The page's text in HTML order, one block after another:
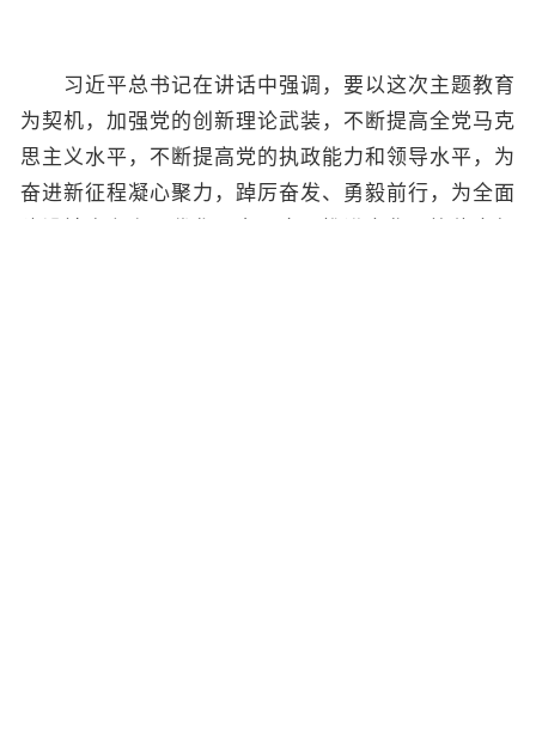
习近平总书记在讲话中强调，要以这次主题教育
为契机，加强党的创新理论武装，不断提高全党马克
思主义水平，不断提高党的执政能力和领导水平，为
奋进新征程凝心聚力，踔厉奋发、勇毅前行，为全面